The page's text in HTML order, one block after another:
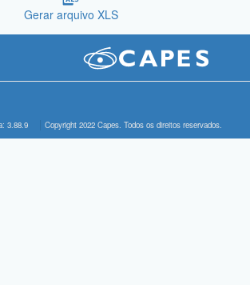
Gerar arquivo XLS
3.88.9 Copyright 2022 Capes. Todos os direitos reservados.